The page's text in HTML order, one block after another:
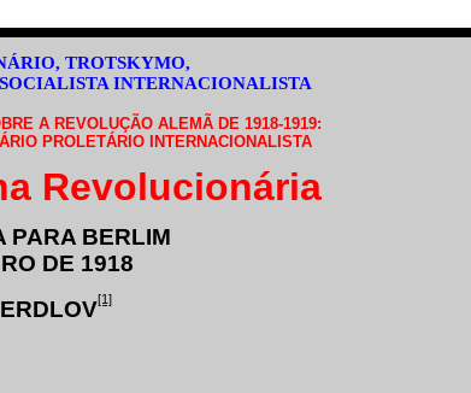
TROTSKYMO,
INTERNACIONALISTA
A REVOLUÇÃO ALEMÃ DE 1918-1919:
PROLETÁRIO INTERNACIONALISTA
Revolucionária
PARA BERLIM
DE 1918
[1]